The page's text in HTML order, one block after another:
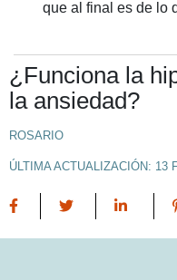
que al final es de lo
¿Funciona la
la ansiedad?
ROSARIO
ÚLTIMA ACTUALIZACIÓN: 13